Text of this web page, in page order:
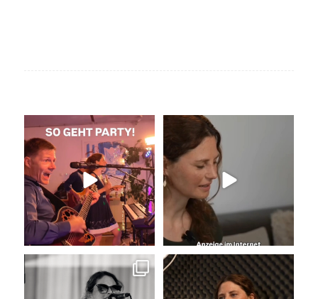
So geht Party!
Was für eine tolle...
29 0
Unser Kennenlernen vor 15
Jahren
Vor 15
32
Sommer, Sonne, Gefühle bei der
Agape!
...
La Camisa Negra
Wir lieben...